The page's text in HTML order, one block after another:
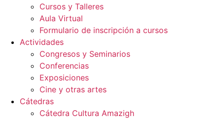
Cursos y Talleres
Aula Virtual
Formulario de inscripción a cursos
Actividades
Congresos y Seminarios
Conferencias
Exposiciones
Cine y otras artes
Cátedras
Cátedra Cultura Amazigh